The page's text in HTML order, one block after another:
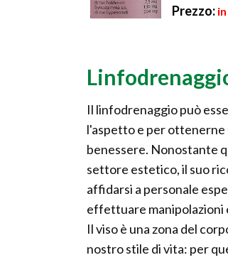
Prezzo:
Il linfodrenaggio può
l'aspetto e per ottenerne
benessere. Nonostante
settore estetico, il suo
affidarsi a personale
effettuare manipolazioni
Il viso è una zona del
nostro stile di vita: per